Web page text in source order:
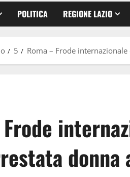
POLITICA REGIONE LAZIO
5 Roma – Frode
Frode